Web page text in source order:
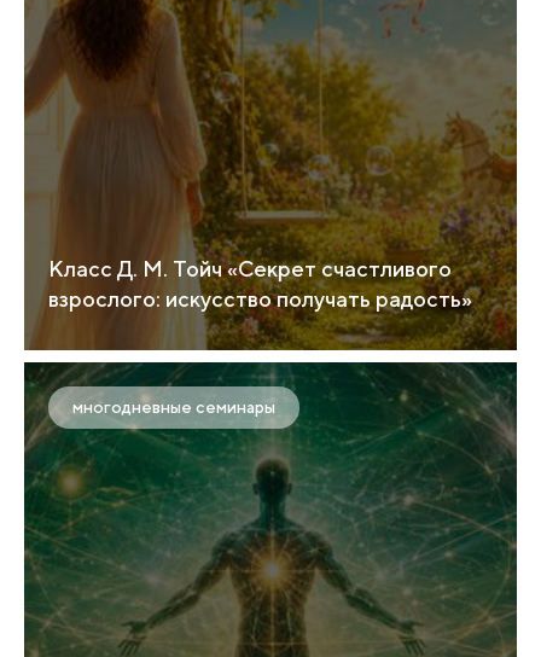
Класс Д. М. Тойч «Секрет счастливого
взрослого: искусство получать радость»
многодневные семинары